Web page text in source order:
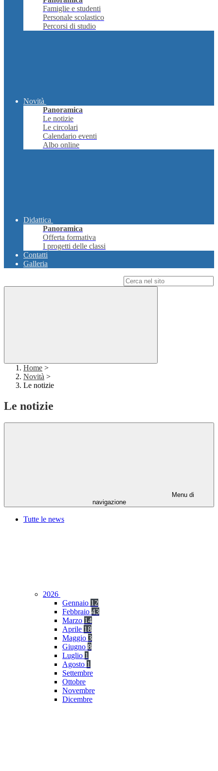
Famiglie e studenti
Personale scolastico
Percorsi di studio
Novità
Panoramica
Le notizie
Le circolari
Calendario eventi
Albo online
Didattica
Panoramica
Offerta formativa
I progetti delle classi
Contatti
Galleria
Home >
Novità >
Le notizie
Le notizie
Menu di
navigazione
Tutte le news
2026
Gennaio 12
Febbraio 43
Marzo 14
Aprile 18
Maggio 3
Giugno 8
Luglio 1
Agosto 1
Settembre
Ottobre
Novembre
Dicembre